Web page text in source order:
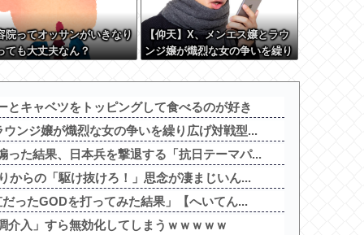
院ってオッサンがいきなり
ても大丈夫なん？
【仰天】X、メンエス嬢とラウ
ンジ嬢が熾烈な女の争いを繰り
w w w w w w
とキャベツをトッピングして食べるのが好き
ンジ嬢が熾烈な女の争いを繰り広げ対戦型...
った結果、日本兵を撃退する「抗日テーマパ...
からの「駆け抜けろ！」思念が凄まじいん...
ったGODを打ってみた結果」【へいてん...
介入」すら無効化してしまうｗｗｗｗｗ